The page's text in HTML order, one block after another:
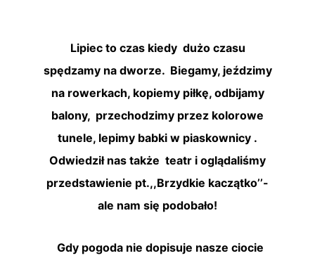
Lipiec to czas kiedy dużo czasu
spędzamy na dworze. Biegamy, jeździmy
na rowerkach, kopiemy piłkę, odbijamy
balony, przechodzimy przez kolorowe
tunele, lepimy babki w piaskownicy .
Odwiedził nas także teatr i oglądaliśmy
przedstawienie pt.,,Brzydkie kaczątko’’-
ale nam się podobało!
Gdy pogoda nie dopisuje nasze ciocie